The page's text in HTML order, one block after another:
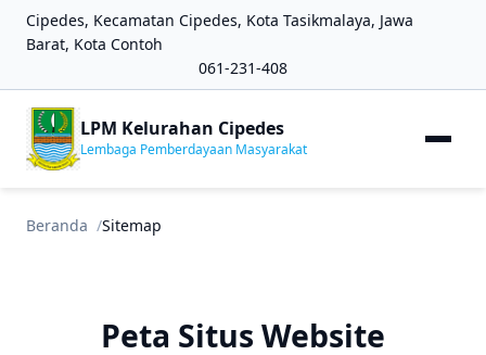
Cipedes, Kecamatan Cipedes, Kota Tasikmalaya, Jawa
Barat, Kota Contoh
061-231-408
LPM Kelurahan Cipedes
Lembaga Pemberdayaan Masyarakat
Beranda Sitemap
Peta Situs Website